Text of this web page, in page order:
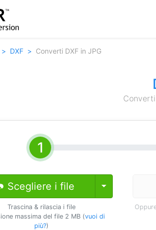
DXF Converti DXF in JPG
Scegliere i file Toggle
Trascina & rilascia i file
massima del file 2 MB (vuoi di
più?)